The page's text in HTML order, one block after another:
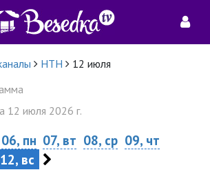
НТН
12 июля
12 июля 2026 г.
06, пн 07, вт 08, ср 09, чт
12, вс